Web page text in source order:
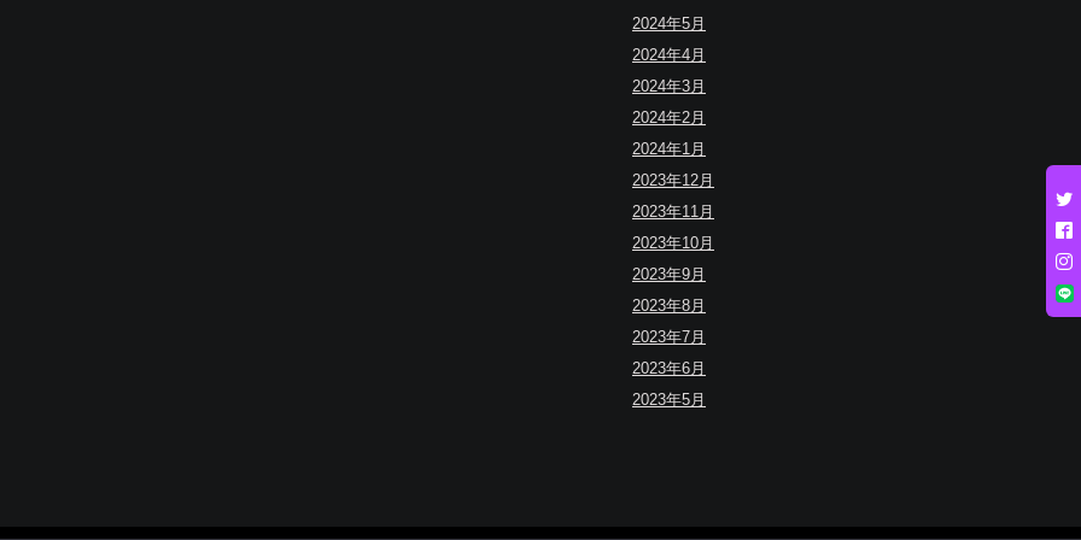
2024年5月
2024年4月
2024年3月
2024年2月
2024年1月
2023年12月
2023年11月
2023年10月
2023年9月
2023年8月
2023年7月
2023年6月
2023年5月